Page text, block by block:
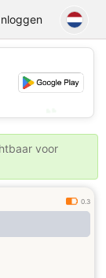
voor
0.3